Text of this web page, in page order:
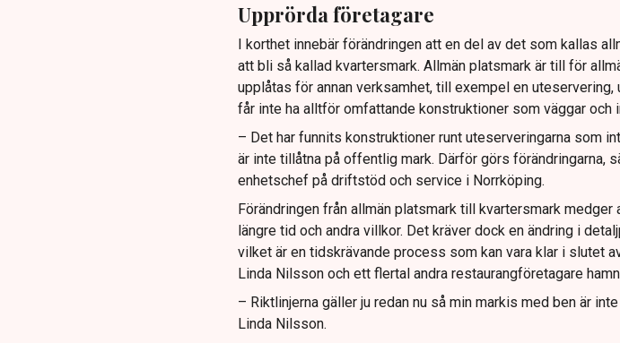
Upprörda företagare
I korthet innebär förändringen att en del av det som kallas
att bli så kallad kvartersmark. Allmän platsmark är till för
upplåtas för annan verksamhet, till exempel en uteservering,
får inte ha alltför omfattande konstruktioner som väggar och
– Det har funnits konstruktioner runt uteserveringarna som
är inte tillåtna på offentlig mark. Därför görs förändringarna,
enhetschef på driftstöd och service i Norrköping.
Förändringen från allmän platsmark till kvartersmark medger
längre tid och andra villkor. Det kräver dock en ändring i
vilket är en tidskrävande process som kan vara klar i slutet
Linda Nilsson och ett flertal andra restaurangföretagare
– Riktlinjerna gäller ju redan nu så min markis med ben är
Linda Nilsson.